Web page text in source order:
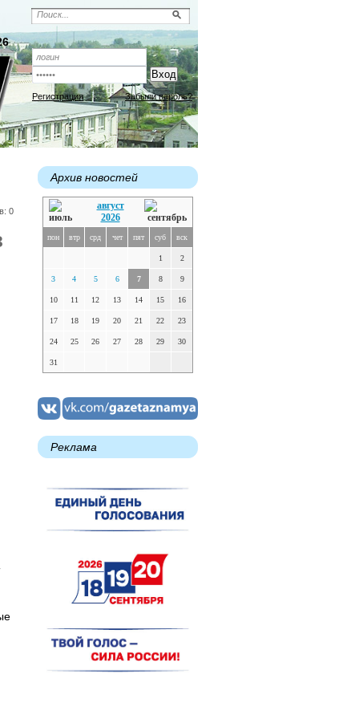
Регистрация Забыли пароль?
0
Архив новостей
август
2026
пон втр срд чет пят суб вск
1 2
3 4 5 6 7 8 9
10 11 12 13 14 15 16
17 18 19 20 21 22 23
24 25 26 27 28 29 30
31
Реклама